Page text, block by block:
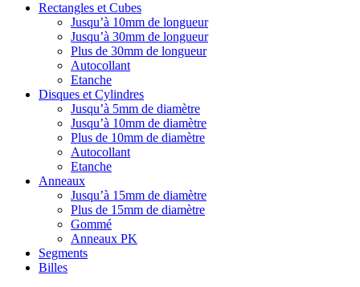
Rectangles et Cubes
Jusqu’à 10mm de longueur
Jusqu’à 30mm de longueur
Plus de 30mm de longueur
Autocollant
Etanche
Disques et Cylindres
Jusqu’à 5mm de diamètre
Jusqu’à 10mm de diamètre
Plus de 10mm de diamètre
Autocollant
Etanche
Anneaux
Jusqu’à 15mm de diamètre
Plus de 15mm de diamètre
Gommé
Anneaux PK
Segments
Billes